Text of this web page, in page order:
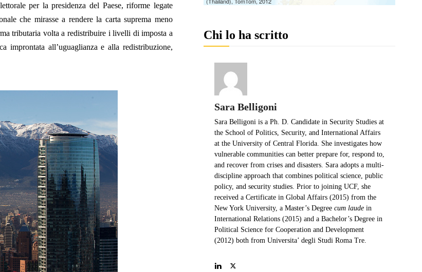
per la presidenza del Paese, riforme legate
che mirasse a rendere la carta suprema meno
tributaria volta a redistribuire i livelli di imposta a
improntata all’uguaglianza e alla redistribuzione,
Chi lo ha scritto
Sara Belligoni
Sara Belligoni is a Ph. D. Candidate in Security Studies at
the School of Politics, Security, and International Affairs
at the University of Central Florida. She investigates how
vulnerable communities can better prepare for, respond to,
and recover from crises and disasters. Sara adopts a multi-
discipline approach that combines political science, public
policy, and security studies. Prior to joining UCF, she
received a Certificate in Global Affairs (2015) from the
New York University, a Master’s Degree cum laudein
International Relations (2015) and a Bachelor’s Degree in
Political Science for Cooperation and Development
(2012) both from Universita’ degli Studi Roma Tre.